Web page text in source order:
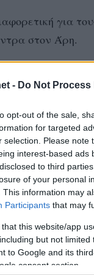
- Do Not
opt-out of the sale,
for targeted
selection. Please
interest-based ads
to third
of your personal
This information may
Participants that may
that this website/app
but not
to Google and its
consent section.
για
στον Άρη.
του Σάκη
4άδας
ψάχνουν
ψάχνονται
οικονομικό